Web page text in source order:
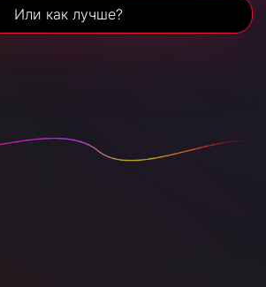
Или как лучше?